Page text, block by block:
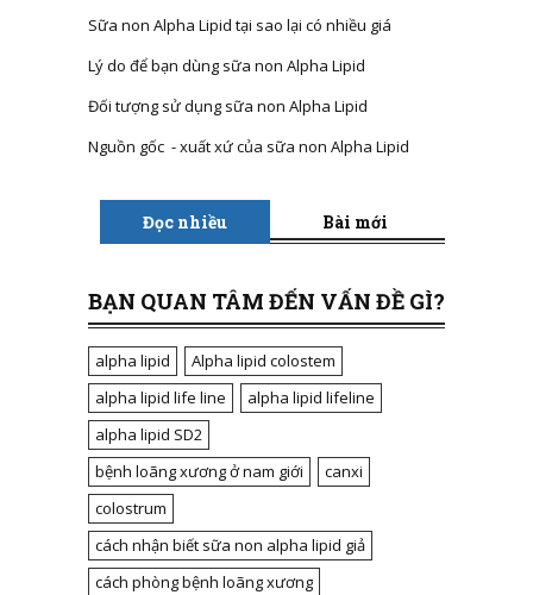
Sữa non Alpha Lipid tại sao lại có nhiều giá
Lý do để bạn dùng sữa non Alpha Lipid
Đối tượng sử dụng sữa non Alpha Lipid
Nguồn gốc - xuất xứ của sữa non Alpha Lipid
Đọc nhiều Bài mới
BẠN QUAN TÂM ĐẾN VẤN ĐỀ GÌ?
alpha lipid
Alpha lipid colostem
alpha lipid life line
alpha lipid lifeline
alpha lipid SD2
bệnh loãng xương ở nam giới
canxi
colostrum
cách nhận biết sữa non alpha lipid giả
cách phòng bệnh loãng xương